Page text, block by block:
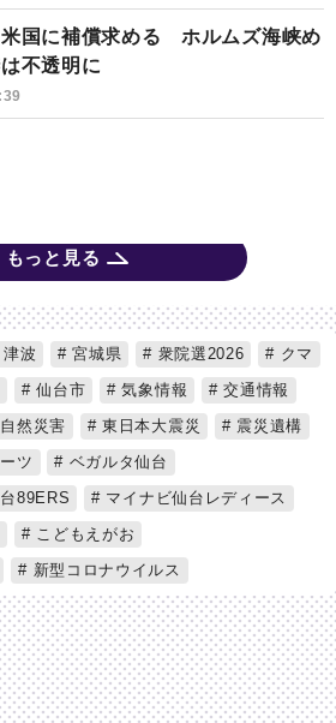
国に補償求める ホルムズ海峡め
不透明に
もっと見る
津波 宮城県 衆院選2026
クマ
仙台市 気象情報
交通情報
然災害 東日本大震災
震災遺構
ツ
ベガルタ仙台
89ERS
マイナビ仙台レディース
こどもえがお
新型コロナウイルス